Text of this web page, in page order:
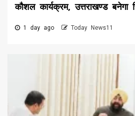
कौशल कार्यक्रम, उत्तराखण्ड बनेगा
1 day ago Today News11